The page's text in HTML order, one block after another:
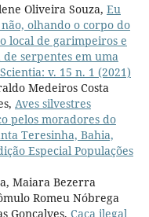
Oliveira Souza, Eu
olhando o corpo do
local de garimpeiros e
serpentes em uma
v. 15 n. 1 (2021)
Medeiros Costa
Aves silvestres
pelos moradores do
Teresinha, Bahia,
Especial Populações
Maiara Bezerra
Romeu Nóbrega
Gonçalves, Caça ilegal